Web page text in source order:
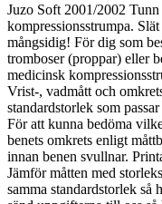
Juzo Soft 2001/2002
kompressionsstrumpa.
mångsidig! För dig som
tromboser (proppar) eller
medicinsk
Vrist-, vadmått och
standardstorlek som
För att kunna bedöma
benets omkrets enligt
innan benen svullnar.
Jämför måtten med
samma standardstorlek så